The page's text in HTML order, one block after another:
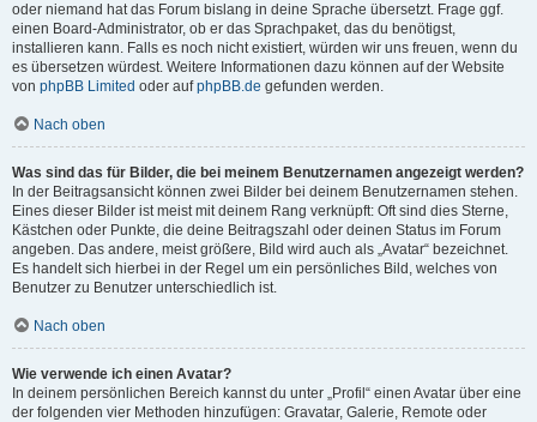
oder niemand hat das Forum bislang in deine Sprache übersetzt. Frage ggf.
einen Board-Administrator, ob er das Sprachpaket, das du benötigst,
installieren kann. Falls es noch nicht existiert, würden wir uns freuen, wenn du
es übersetzen würdest. Weitere Informationen dazu können auf der Website
von phpBB Limited oder aufphpBB.de gefunden werden.
Nach oben
Was sind das für Bilder, die bei meinem Benutzernamen angezeigt werden?
In der Beitragsansicht können zwei Bilder bei deinem Benutzernamen stehen.
Eines dieser Bilder ist meist mit deinem Rang verknüpft: Oft sind dies Sterne,
Kästchen oder Punkte, die deine Beitragszahl oder deinen Status im Forum
angeben. Das andere, meist größere, Bild wird auch als „Avatar“ bezeichnet.
Es handelt sich hierbei in der Regel um ein persönliches Bild, welches von
Benutzer zu Benutzer unterschiedlich ist.
Nach oben
Wie verwende ich einen Avatar?
In deinem persönlichen Bereich kannst du unter „Profil“ einen Avatar über eine
der folgenden vier Methoden hinzufügen: Gravatar, Galerie, Remote oder